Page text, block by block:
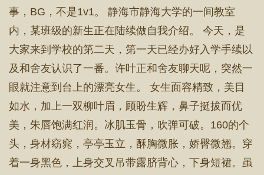
事，BG，不是1v1。 静海市静海大学的一间教室
内，某班级的新生正在陆续做自我介绍。 今天，是
大家来到学校的第二天，第一天已经办好入学手续以
及和舍友认识了一番。许叶正和舍友聊天呢，突然一
眼就注意到台上的漂亮女生。 女生面容精致，美目
如水，加上一双柳叶眉，顾盼生辉，鼻子挺拔而优
美，朱唇饱满红润。冰肌玉骨，吹弹可破。160的个
头，身材窈窕，亭亭玉立，酥胸微胀，娇臀微翘。穿
着一身黑色，上身交叉吊带露脐背心，下身短裙。虽